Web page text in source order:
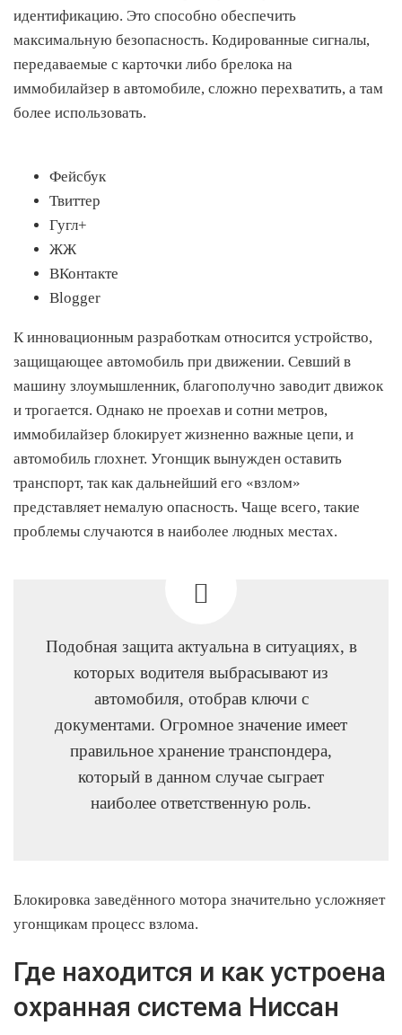
идентификацию. Это способно обеспечить
максимальную безопасность. Кодированные сигналы,
передаваемые с карточки либо брелока на
иммобилайзер в автомобиле, сложно перехватить, а там
более использовать.
Фейсбук
Твиттер
Гугл+
ЖЖ
ВКонтакте
Blogger
К инновационным разработкам относится устройство,
защищающее автомобиль при движении. Севший в
машину злоумышленник, благополучно заводит движок
и трогается. Однако не проехав и сотни метров,
иммобилайзер блокирует жизненно важные цепи, и
автомобиль глохнет. Угонщик вынужден оставить
транспорт, так как дальнейший его «взлом»
представляет немалую опасность. Чаще всего, такие
проблемы случаются в наиболее людных местах.
Подобная защита актуальна в ситуациях, в
которых водителя выбрасывают из
автомобиля, отобрав ключи с
документами. Огромное значение имеет
правильное хранение транспондера,
который в данном случае сыграет
наиболее ответственную роль.
Блокировка заведённого мотора значительно усложняет
угонщикам процесс взлома.
Где находится и как устроена
охранная система Ниссан